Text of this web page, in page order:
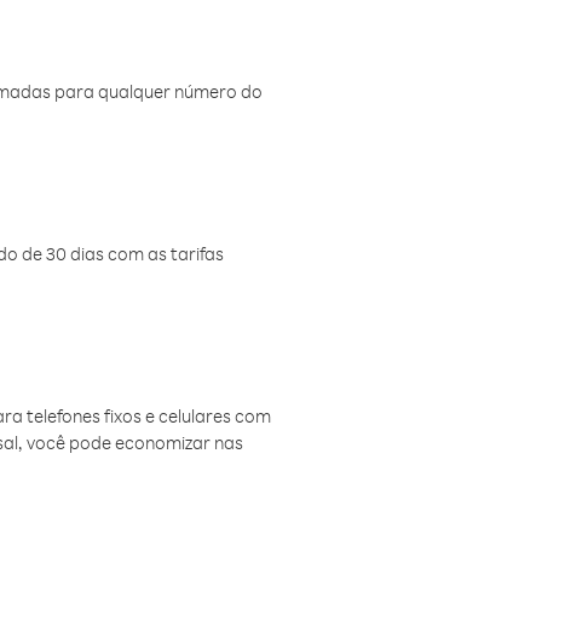
para qualquer número do
de 30 dias com as tarifas
telefones fixos e celulares com
você pode economizar nas